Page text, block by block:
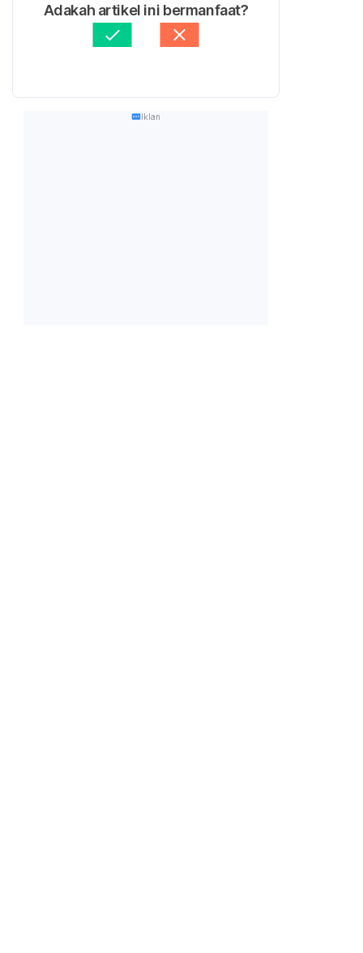
Adakah artikel ini bermanfaat?
Iklan